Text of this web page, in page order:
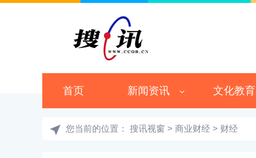
首页 新闻资讯 文化教育
您当前的位置： 搜讯视窗 > 商业财经 > 财经